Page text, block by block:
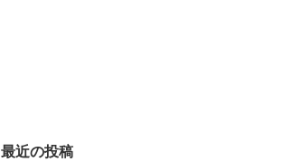
最近の投稿